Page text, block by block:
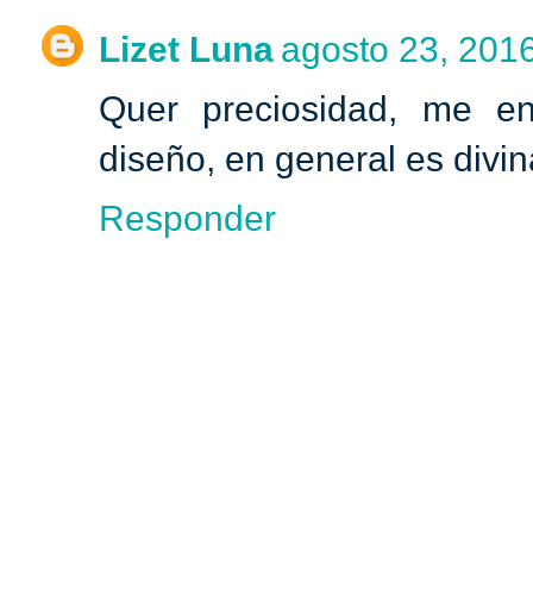
Lizet Luna agosto 23,
Quer preciosidad, me
diseño, en general es
Responder